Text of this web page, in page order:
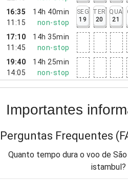
16:35
11:15
14h 40min
non-stop
SEG
19
TER
20
QUA
21
17:10
11:45
14h 35min
non-stop
19:40
14:05
14h 25min
non-stop
Importantes
Perguntas Frequentes
Quanto tempo dura o voo de
istambul?